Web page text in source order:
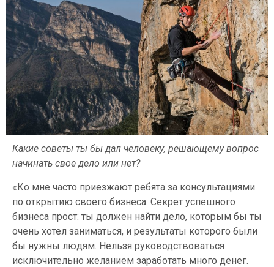
Какие советы ты бы дал человеку, решающему вопрос
начинать свое дело или нет?
«Ко мне часто приезжают ребята за консультациями
по открытию своего бизнеса. Секрет успешного
бизнеса прост: ты должен найти дело, которым бы ты
очень хотел заниматься, и результаты которого были
бы нужны людям. Нельзя руководствоваться
исключительно желанием заработать много денег.